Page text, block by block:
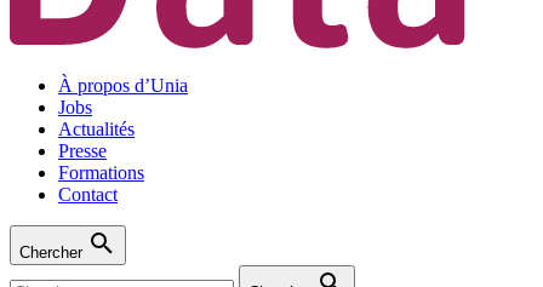
À propos d’Unia
Jobs
Actualités
Presse
Formations
Contact
Chercher